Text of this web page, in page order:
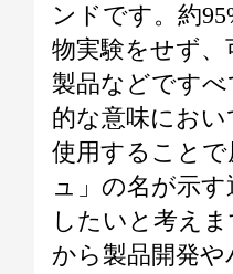
ンドです。約
物実験をせず
製品などです
的な意味にお
使用すること
ュ」の名が示
したいと考え
から製品開発